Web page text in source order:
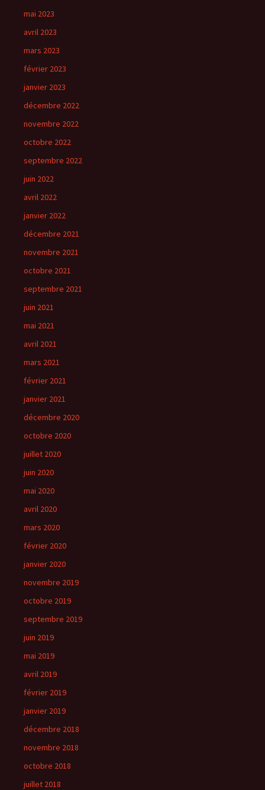
mai 2023
avril 2023
mars 2023
février 2023
janvier 2023
décembre 2022
novembre 2022
octobre 2022
septembre 2022
juin 2022
avril 2022
janvier 2022
décembre 2021
novembre 2021
octobre 2021
septembre 2021
juin 2021
mai 2021
avril 2021
mars 2021
février 2021
janvier 2021
décembre 2020
octobre 2020
juillet 2020
juin 2020
mai 2020
avril 2020
mars 2020
février 2020
janvier 2020
novembre 2019
octobre 2019
septembre 2019
juin 2019
mai 2019
avril 2019
février 2019
janvier 2019
décembre 2018
novembre 2018
octobre 2018
juillet 2018